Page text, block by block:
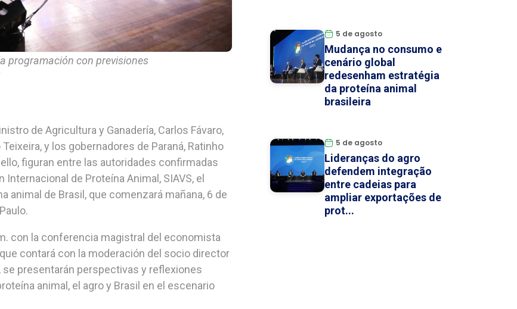
programación con previsiones
de Agricultura y Ganadería, Carlos Fávaro,
y los gobernadores de Paraná, Ratinho
figuran entre las autoridades confirmadas
de Proteína Animal, SIAVS, el
animal de Brasil, que comenzará mañana, 6 de
con la conferencia magistral del economista
contará con la moderación del socio director
presentarán perspectivas y reflexiones
animal, el agro y Brasil en el escenario
5 de agosto
Mudança no consumo e
cenário global
redesenham estratégia
da proteína animal
brasileira
5 de agosto
Lideranças do agro
defendem integração
entre cadeias para
ampliar exportações de
prot...